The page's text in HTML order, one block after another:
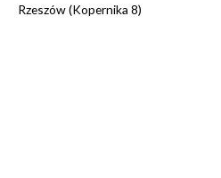
Rzeszów (Kopernika 8)